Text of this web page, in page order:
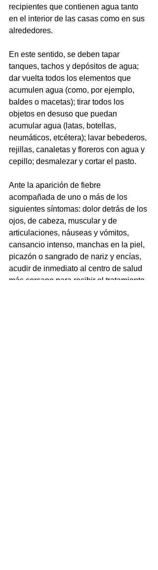
recipientes que contienen agua tanto
en el interior de las casas como en sus
alrededores.
En este sentido, se deben tapar
tanques, tachos y depósitos de agua;
dar vuelta todos los elementos que
acumulen agua (como, por ejemplo,
baldes o macetas); tirar todos los
objetos en desuso que puedan
acumular agua (latas, botellas,
neumáticos, etcétera); lavar bebederos,
rejillas, canaletas y floreros con agua y
cepillo; desmalezar y cortar el pasto.
Ante la aparición de fiebre
acompañada de uno o más de los
siguientes síntomas: dolor detrás de los
ojos, de cabeza, muscular y de
articulaciones, náuseas y vómitos,
cansancio intenso, manchas en la piel,
picazón o sangrado de nariz y encías,
acudir de inmediato al centro de salud
más cercano para recibir el tratamiento